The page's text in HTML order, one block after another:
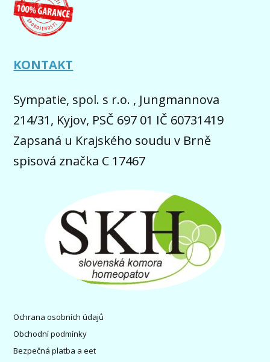
KONTAKT
Sympatie, spol. s r.o. , Jungmannova
214/31, Kyjov, PSČ 697 01 IČ 60731419
Zapsaná u Krajského soudu v Brně
spisová značka C 17467
Ochrana osobních údajů
Obchodní podmínky
Bezpečná platba a eet